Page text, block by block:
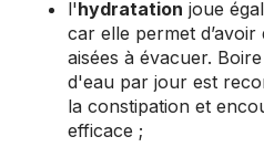
l'hydratation joue
car elle permet
aisées à évacuer.
d'eau par jour est
la constipation et
efficace ;